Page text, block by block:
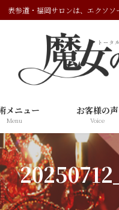
表参道・福岡サロンは、エクソソ
メニュー
Menu
お客様の声
Voice